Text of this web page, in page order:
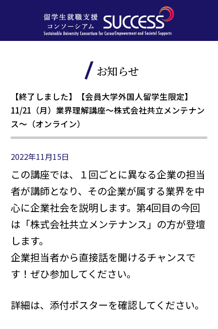
お知らせ
【終了しました】【会員大学外国人留学生限定】
11/21（月）業界理解講座～株式会社共立メンテナン
ス～（オンライン）
2022年11月15日
この講座では、１回ごとに異なる企業の担当
者が講師となり、その企業が属する業界を中
心に企業社会を説明します。第4回目の今回
は「株式会社共立メンテナンス」の方が登壇
します。
企業担当者から直接話を聞けるチャンスで
す！ぜひ参加してください。
詳細は、添付ポスターを確認してください。